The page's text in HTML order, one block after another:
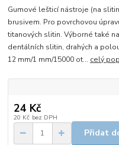
Gumové lešticí nástroje (na
brusivem. Pro povrchovou
titanových slitin. Výborné také
dentálních slitin, drahých a
12 mm/1 mm/15000 ot... celý
24 Kč
20 Kč bez DPH
Přidat